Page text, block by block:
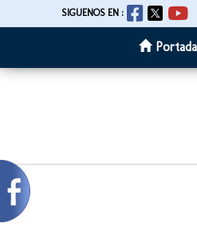
al
SIGUENOS EN :
Portada